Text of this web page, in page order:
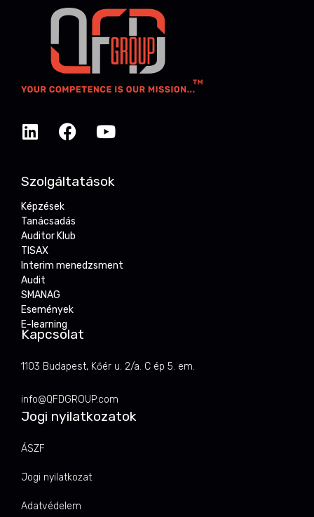
Szolgáltatások
Képzések
Tanácsadás
Auditor Klub
TISAX
Interim menedzsment
Audit
SMANAG
Események
E-learning
Kapcsolat
1103 Budapest, Kőér u. 2/a. C ép 5. em.
info@QFDGROUP.com
Jogi nyilatkozatok
ÁSZF
Jogi nyilatkozat
Adatvédelem